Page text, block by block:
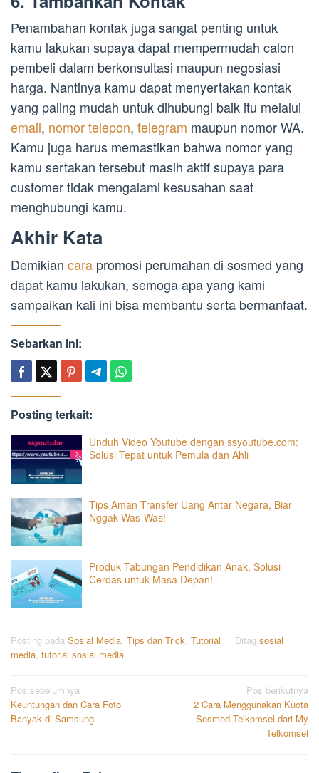
Penambahan kontak juga sangat penting untuk
kamu lakukan supaya dapat mempermudah calon
pembeli dalam berkonsultasi maupun negosiasi
harga. Nantinya kamu dapat menyertakan kontak
yang paling mudah untuk dihubungi baik itu melalui
email, nomor telepon, telegram maupun nomor WA.
Kamu juga harus memastikan bahwa nomor yang
kamu sertakan tersebut masih aktif supaya para
customer tidak mengalami kesusahan saat
menghubungi kamu.
Akhir Kata
Demikian cara promosi perumahan di sosmed yang
dapat kamu lakukan, semoga apa yang kami
sampaikan kali ini bisa membantu serta bermanfaat.
Sebarkan ini:
Posting terkait:
Unduh Video Youtube dengan ssyoutube.com:
Solusi Tepat untuk Pemula dan Ahli
Tips Aman Transfer Uang Antar Negara, Biar
Nggak Was-Was!
Produk Tabungan Pendidikan Anak, Solusi
Cerdas untuk Masa Depan!
Posting pada Sosial Media Tips dan Trick Tutorial Ditag sosial
media tutorial sosial media
Navigasi
pos
Pos sebelumnya
Keuntungan dan Cara Foto
Banyak di Samsung
Pos berikutnya
2 Cara Menggunakan Kuota
Sosmed Telkomsel dari My
Telkomsel